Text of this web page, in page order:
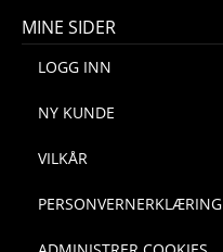
MINE SIDER
LOGG INN
NY KUNDE
VILKÅR
PERSONVERNERKLÆRING